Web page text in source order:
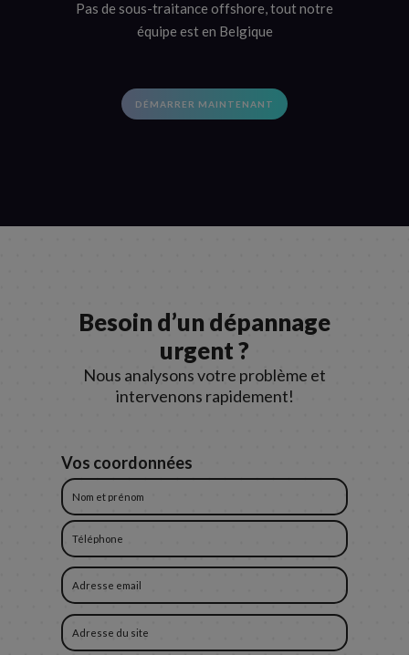
Pas de sous-traitance offshore, tout notre
équipe est en Belgique
DÉMARRER MAINTENANT
Besoin d’un dépannage
urgent ?
Nous analysons votre problème et
intervenons rapidement!
Vos coordonnées